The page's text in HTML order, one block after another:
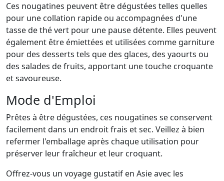
Ces nougatines peuvent être dégustées telles quelles
pour une collation rapide ou accompagnées d'une
tasse de thé vert pour une pause détente. Elles peuvent
également être émiettées et utilisées comme garniture
pour des desserts tels que des glaces, des yaourts ou
des salades de fruits, apportant une touche croquante
et savoureuse.
Mode d'Emploi
Prêtes à être dégustées, ces nougatines se conservent
facilement dans un endroit frais et sec. Veillez à bien
refermer l'emballage après chaque utilisation pour
préserver leur fraîcheur et leur croquant.
Offrez-vous un voyage gustatif en Asie avec les